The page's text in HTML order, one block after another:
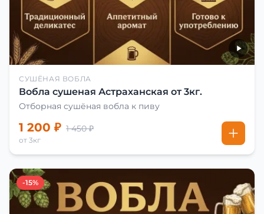
СУШЁНАЯ ВОБЛА
Вобла сушеная Астраханская от 3кг.
Отборная сушёная вобла к пиву
1 200 ₽ 1 450 ₽
от 3кг
-15%